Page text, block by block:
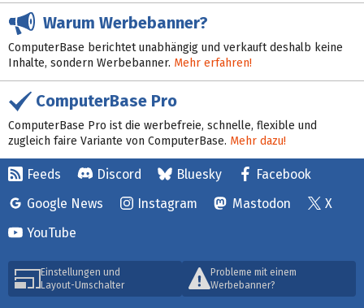
Warum Werbebanner?
ComputerBase berichtet unabhängig und verkauft deshalb keine
Inhalte, sondern Werbebanner. Mehr erfahren!
ComputerBase Pro
ComputerBase Pro ist die werbefreie, schnelle, flexible und
zugleich faire Variante von ComputerBase. Mehr dazu!
Feeds Discord Bluesky
Facebook
Google News
Instagram Mastodon
X
YouTube
Einstellungen und
Layout-Umschalter
Probleme mit einem
Werbebanner?